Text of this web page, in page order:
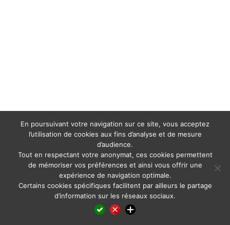
LinkedIn
X WhatsAppPinterest
En poursuivant votre navigation sur ce site, vous acceptez
l’utilisation de cookies aux fins d’analyse et de mesure
d’audience.
Tout en respectant votre anonymat, ces cookies permettent
de mémoriser vos préférences et ainsi vous offrir une
expérience de navigation optimale.
Certains cookies spécifiques facilitent par ailleurs le partage
d’information sur les réseaux sociaux.